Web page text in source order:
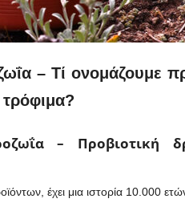
– Τί ονομάζουμε
τρόφιμα?
– Προβιοτική
έχει μια ιστορία 10.000